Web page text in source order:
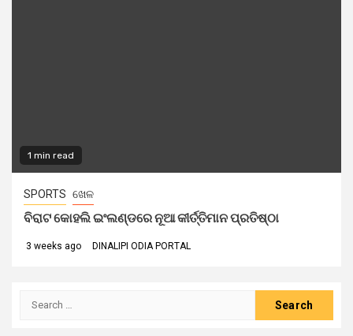
1 min read
SPORTS ଖେଳ
ବିରାଟ କୋହଲି ଇଂଲଣ୍ଡରେ ନୂଆ କୀର୍ତ୍ତିମାନ ପ୍ରତିଷ୍ଠା
3 weeks ago DINALIPI ODIA PORTAL
Search